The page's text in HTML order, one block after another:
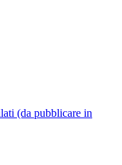
(da pubblicare in